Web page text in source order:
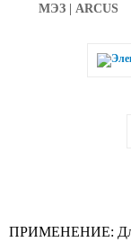
МЭЗ | ARCUS
ПРИМЕНЕНИЕ: